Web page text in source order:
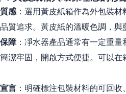
感：選用黃皮紙箱作為外包裝
質追求。黃皮紙的溫暖色調，
障：凈水器產品通常有一定重
潔牢固，開啟方式便捷。可以
言 ：明確標注包裝材料的可回